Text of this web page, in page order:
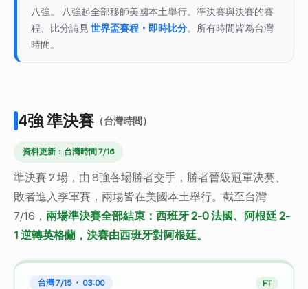
八強。 八強起全部移師美國本土舉行。準決賽與決賽的賽
程、比分請見 世界盃賽程・即時比分。所有時間皆為台灣
時間。
4強 準決賽 （台灣時間）
資料更新：台灣時間 7/16
準決賽 2 場，由 8強各場勝者交手，勝者晉級冠軍決賽、
敗者進入季軍賽，兩場皆在美國本土舉行。截至台灣
7/16， 兩場準決賽全部結束：西班牙 2-0 法國、阿根廷 2-
1 逆轉英格蘭，決賽由西班牙對阿根廷。
台灣 7/15 ・ 03:00
FT